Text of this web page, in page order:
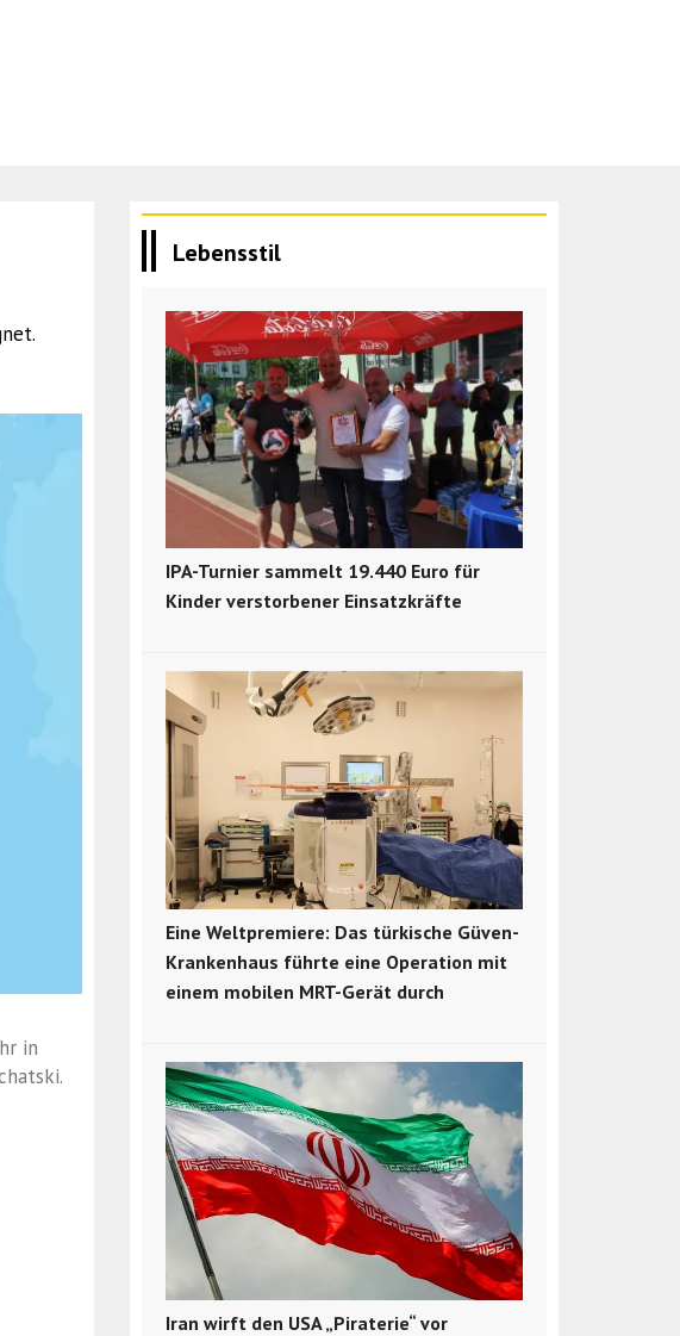
in
Lebensstil
IPA-Turnier sammelt 19.440 Euro für
Kinder verstorbener Einsatzkräfte
Eine Weltpremiere: Das türkische Güven-
Krankenhaus führte eine Operation mit
einem mobilen MRT-Gerät durch
Iran wirft den USA „Piraterie“ vor